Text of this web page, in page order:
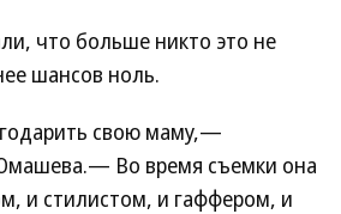
что больше никто это не
шансов ноль.
свою маму,—
Во время съемки она
и стилистом, и гаффером, и